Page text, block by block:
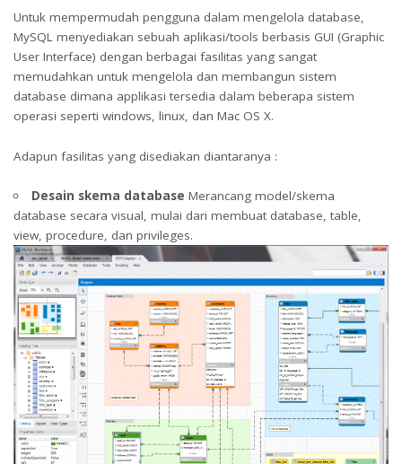
Untuk mempermudah pengguna dalam mengelola database,
MySQL menyediakan sebuah aplikasi/tools berbasis GUI (Graphic
User Interface) dengan berbagai fasilitas yang sangat
memudahkan untuk mengelola dan membangun sistem
database dimana applikasi tersedia dalam beberapa sistem
operasi seperti windows, linux, dan Mac OS X.
Adapun fasilitas yang disediakan diantaranya :
Desain skema database Merancang model/skema
database secara visual, mulai dari membuat database, table,
view, procedure, dan privileges.